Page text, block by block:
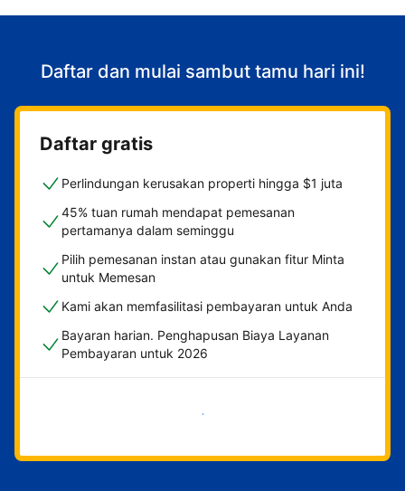
Daftar dan mulai sambut tamu hari ini!
Daftar gratis
Perlindungan kerusakan properti hingga $1 juta
45% tuan rumah mendapat pemesanan
pertamanya dalam seminggu
Pilih pemesanan instan atau gunakan fitur Minta
untuk Memesan
Kami akan memfasilitasi pembayaran untuk Anda
Bayaran harian. Penghapusan Biaya Layanan
Pembayaran untuk 2026
Mulai sekarang